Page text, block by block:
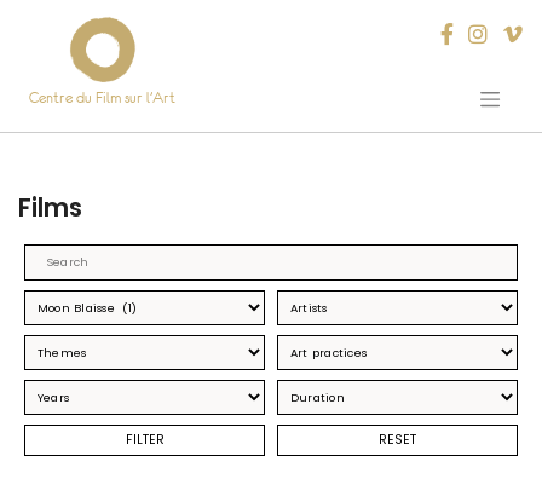
Centre du Film sur l’Art
Films